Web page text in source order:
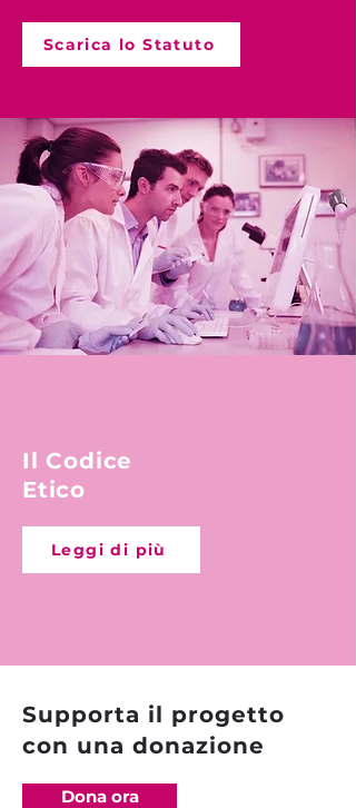
Scarica lo Statuto
Il Codice
Etico
Leggi di più
Supporta il progetto
con una donazione
Dona ora